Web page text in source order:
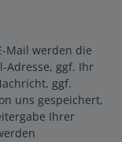
Mail werden die
Adresse, ggf. Ihr
ggf.
uns gespeichert,
Ihrer